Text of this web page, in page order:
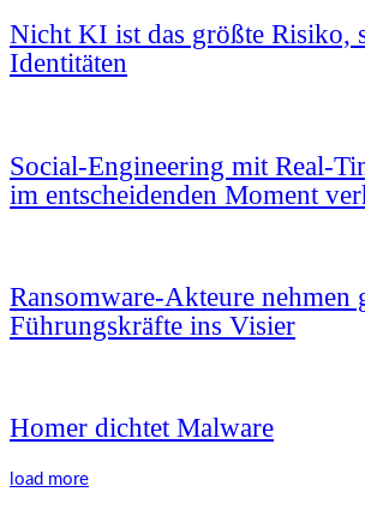
Nicht KI ist das größte Risiko,
Identitäten
Social-Engineering mit Real-
im entscheidenden Moment
Ransomware-Akteure nehmen
Führungskräfte ins Visier
Homer dichtet Malware
load more